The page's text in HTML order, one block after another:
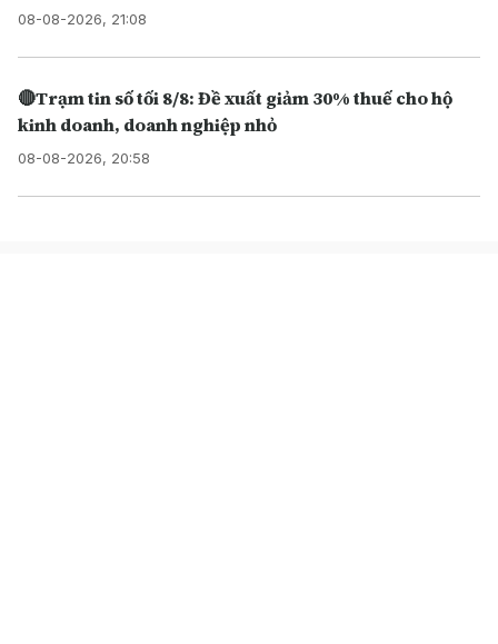
08-08-2026, 21:08
🔴Trạm tin số tối 8/8: Đề xuất giảm 30% thuế cho hộ
kinh doanh, doanh nghiệp nhỏ
08-08-2026, 20:58